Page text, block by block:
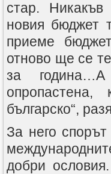
стар.
новия бюджет
приеме
отново ще се
за
българско“,
За него
добри